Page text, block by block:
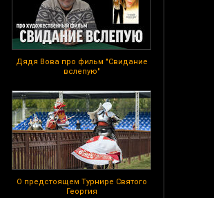
Дядя Вова про фильм "Свидание
вслепую"
О предстоящем Турнире Святого
Георгия